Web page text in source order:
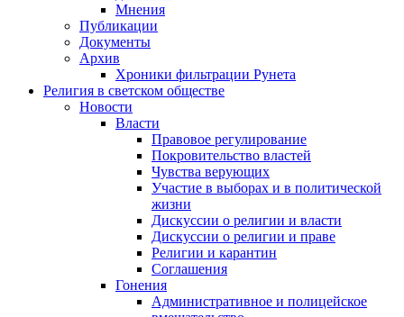
Мнения
Публикации
Документы
Архив
Хроники фильтрации Рунета
Религия в светском обществе
Новости
Власти
Правовое регулирование
Покровительство властей
Чувства верующих
Участие в выборах и в политической
жизни
Дискуссии о религии и власти
Дискуссии о религии и праве
Религии и карантин
Соглашения
Гонения
Административное и полицейское